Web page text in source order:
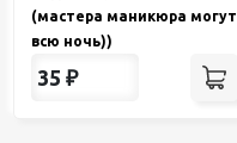
(мастера маникюра могут
всю ночь))
35 ₽